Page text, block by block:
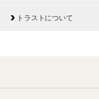
トラストについて